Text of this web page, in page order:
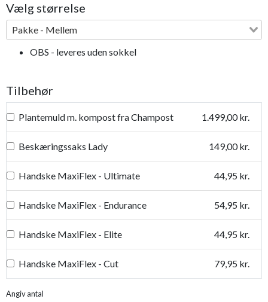
Vælg størrelse
Pakke - Mellem
OBS - leveres uden sokkel
Tilbehør
Plantemuld m. kompost fra Champost 1.499,00 kr.
Beskæringssaks Lady 149,00 kr.
Handske MaxiFlex - Ultimate 44,95 kr.
Handske MaxiFlex - Endurance 54,95 kr.
Handske MaxiFlex - Elite 44,95 kr.
Handske MaxiFlex - Cut 79,95 kr.
Handske MaxiDry
Angiv antal